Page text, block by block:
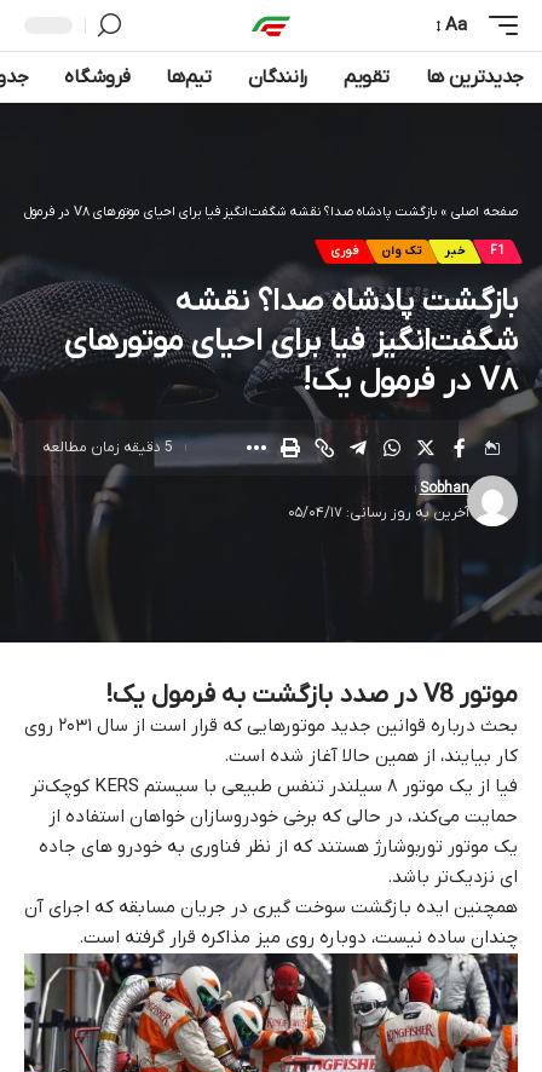
Aa
جدیدترین ها تقویم رانندگان تیم‌ها فروشگاه
صفحه اصلی » بازگشت پادشاه صدا؟ نقشه شگفت‌انگیز فیا برای احیای موتورهای V۸ در فرمول یک!
F1 خبر تک وان فوری
بازگشت پادشاه صدا؟ نقشه
شگفت‌انگیز فیا برای احیای موتورهای
V۸ در فرمول یک!
آخرین به روز رسانی: ۰۵/۰۴/۱۷
Sobhan
5 دقیقه زمان مطالعه
موتور V8 در صدد بازگشت به فرمول یک!
بحث درباره قوانین جدید موتورهایی که قرار است از سال ۲۰۳۱ روی
کار بیایند، از همین حالا آغاز شده است.
فیا از یک موتور ۸ سیلندر تنفس طبیعی با سیستم KERS کوچک‌تر
حمایت می‌کند، در حالی که برخی خودروسازان خواهان استفاده از
یک موتور توربوشارژ هستند که از نظر فناوری به خودرو های جاده
ای نزدیک‌تر باشد.
همچنین ایده بازگشت سوخت‌ گیری در جریان مسابقه که اجرای آن
چندان ساده نیست، دوباره روی میز مذاکره قرار گرفته است.